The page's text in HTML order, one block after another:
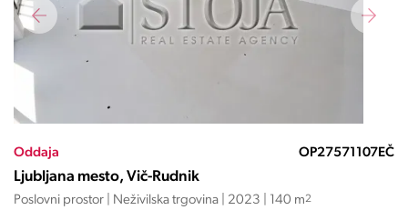
Oddaja OP27571107EČ
Ljubljana mesto, Vič-Rudnik
Poslovni prostor | Neživilska trgovina | 2023 | 140 m2